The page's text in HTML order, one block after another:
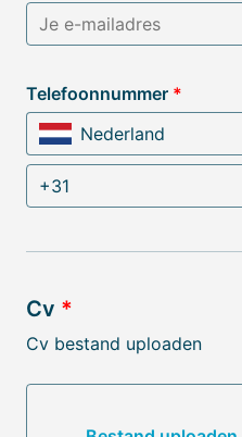
Telefoonnummer *
Nederland
Cv *
Cv bestand uploaden